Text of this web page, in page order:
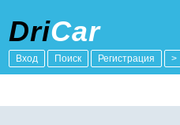
DriCar
Вход Поиск Регистрация >